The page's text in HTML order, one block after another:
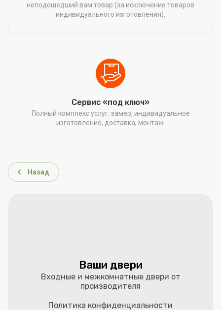
неподошедший вам товар (за исключение товаров
индивидуального изготовления).
Сервис «под ключ»
Полный комплекс услуг: замер, индивидуальное
изготовление, доставка, монтаж.
Назад
Ваши двери
Входные и межкомнатные двери от
производителя
Политика конфиденциальности